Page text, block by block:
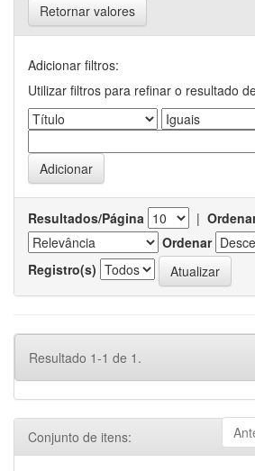
Retornar valores
Adicionar filtros:
Utilizar filtros para refinar o resultado
Resultados/Página |
Ordenar
Registro(s)
Resultado 1-1 de 1.
Conjunto de itens: